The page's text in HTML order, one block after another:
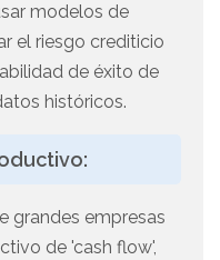
modelos de
el riesgo crediticio
de éxito de
históricos.
grandes empresas
de 'cash flow',